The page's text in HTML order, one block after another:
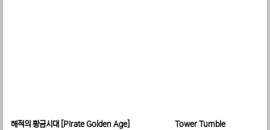
해적의 황금시대 [Pirate Golden Age] Tower Tumble